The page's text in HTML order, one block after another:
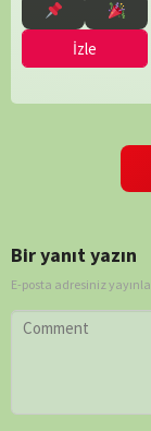
İzle
Bir yanıt yazın
E-posta adresiniz